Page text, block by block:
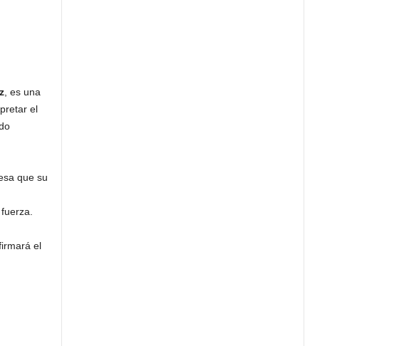
, es una
el
que su
el